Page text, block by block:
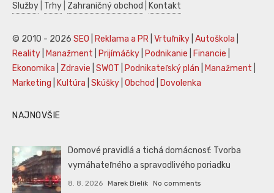
Služby Trhy Zahraničný obchod Kontakt
© 2010 - 2026 SEO Reklama a PR Vrtuľníky Autoškola
Reality
Manažment Prijímáčky Podnikanie Financie
Ekonomika
Zdravie SWOT Podnikateľský plán Manažment
Marketing
Kultúra Skúšky Obchod Dovolenka
NAJNOVŠIE
Domové pravidlá a tichá domácnosť: Tvorba
vymáhateľného a spravodlivého poriadku
8. 8. 2026 Marek Bielik No comments